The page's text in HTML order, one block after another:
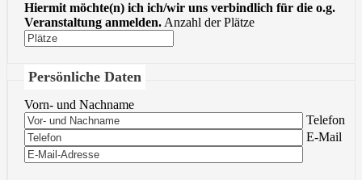
Hiermit möchte(n) ich ich/wir uns verbindlich für die o.g.
Veranstaltung anmelden. Anzahl der Plätze
Persönliche Daten
Vorn- und Nachname
Bitte lasse
Telefon
Bitte lasse
E-Mail